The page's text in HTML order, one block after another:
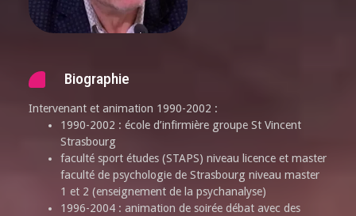
Biographie
Intervenant et animation 1990-2002 :
1990-2002 : école d’infirmière groupe St Vincent
Strasbourg
faculté sport études (STAPS) niveau licence et master
faculté de psychologie de Strasbourg niveau master
1 et 2 (enseignement de la psychanalyse)
1996-2004 : animation de soirée débat avec des